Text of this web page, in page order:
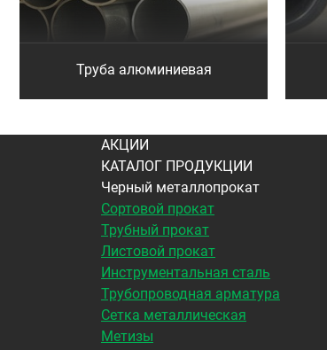
Труба алюминиевая
АКЦИИ
КАТАЛОГ ПРОДУКЦИИ
Черный металлопрокат
Сортовой прокат
Трубный прокат
Листовой прокат
Инструментальная сталь
Трубопроводная арматура
Сетка металлическая
Метизы